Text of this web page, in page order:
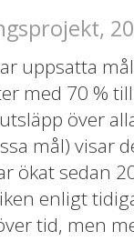
uppsatta
med 70 %
över
mål) visar
ökat sedan
enligt
tid, men